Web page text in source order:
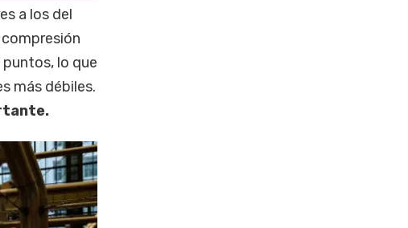
a los del
puntos, lo que
más débiles.